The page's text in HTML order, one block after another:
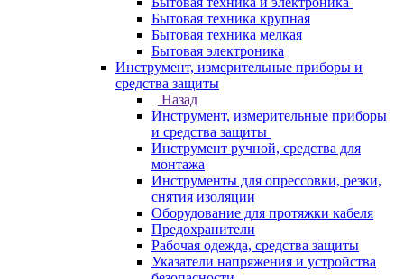
Бытовая техника крупная
Бытовая техника мелкая
Бытовая электроника
Инструмент, измерительные приборы и
средства защиты
Назад
Инструмент, измерительные приборы
и средства защиты
Инструмент ручной, средства для
монтажа
Инструменты для опрессовки, резки,
снятия изоляции
Оборудование для протяжки кабеля
Предохранители
Рабочая одежда, средства защиты
Указатели напряжения и устройства